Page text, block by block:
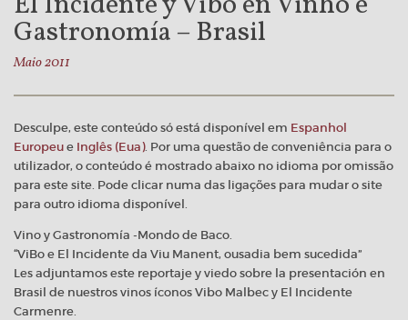
Gastronomía – Brasil
Maio 2011
Desculpe, este conteúdo só está disponível em Espanhol
Europeue Inglês (Eua). Por uma questão de conveniência para o
utilizador, o conteúdo é mostrado abaixo no idioma por omissão
para este site. Pode clicar numa das ligações para mudar o site
para outro idioma disponível.
Vino y Gastronomía -Mondo de Baco.
“ViBo e El Incidente da Viu Manent, ousadia bem sucedida”
Les adjuntamos este reportaje y viedo sobre la presentación en
Brasil de nuestros vinos íconos Vibo Malbec y El Incidente
Carmenre.